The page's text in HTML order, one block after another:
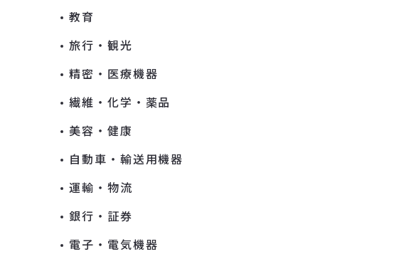
教育
旅行・観光
精密・医療機器
繊維・化学・薬品
美容・健康
自動車・輸送用機器
運輸・物流
銀行・証券
電子・電気機器